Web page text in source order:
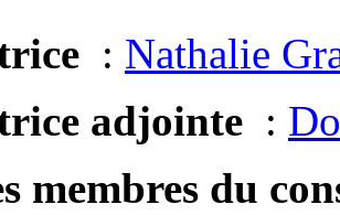
: Nathalie
adjointe :
membres du